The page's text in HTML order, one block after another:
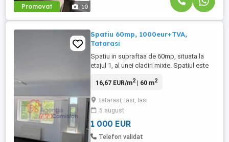
Promovat 10
Spatiu 60mp, 1000eur+TVA,
Tatarasi
Spatiu in supraftaa de 60mp, situata la
etajul 1, al unei cladiri mixte. Spatiul este
pretabil pentru birouri,activitati scolare,
proprie, un punct sanitar si are acces la
mansarda, spatiu ideala pentru depozitare
sau amenajarea ...
16,67 EUR/m2| 60 m2
tatarasi, Iasi, Iasi
5 august
1 000 EUR
Telefon validat